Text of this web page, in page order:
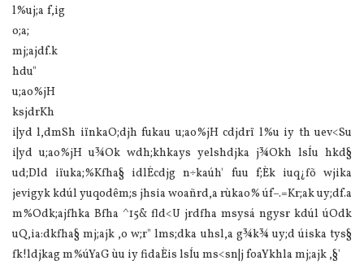
l%uj;a f,ig
o;a;
mj;ajdf.k
hdu"
u;ao%jH
ksjdrKh
i|yd l,dmSh iïnkaO;djh fukau u;ao%jH cdjdrï l%u iy th uev<Su
i|yd u;ao%jH u¾Ok wdh;khkays yelshdjka j¾Okh lsÍu hkd§
ud;Dld iïuka;%Kfha§ idlÉcdjg n÷kaúh' fuu f;Èk iuq¿fõ wjika
jevigyk kdúl yuqodêm;s jhsia woañrd,a rùkao% úf–.=Kr;ak uy;df.a
m%Odk;ajfhka Bfha ^15& fld<U jrdfha msysá ngysr kdúl úOdk
uQ,ia:dkfha§ mj;ajk ,o w;r" lms;dka uhsl,a g¾k¾ uy;d úiska tys§
fk!ldjkag m%úYaG ùu iy fidaÈis lsÍu ms<sn|j foaYkhla mj;ajk ,§'